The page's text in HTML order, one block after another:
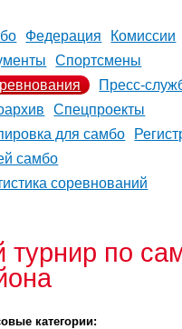
Федерация
Комиссии
Спортсмены
Пресс-
Спецпроекты
для самбо
самбо
соревнований
турнир по
категории: